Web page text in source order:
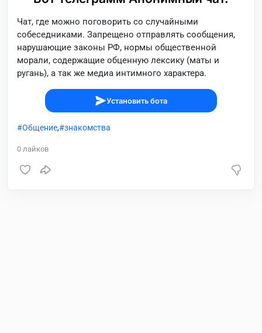
Чат, где можно поговорить со случайными
собеседниками. Запрещено отправлять сообщения,
нарушающие законы РФ, нормы общественной
морали, содержащие обценную лексику (маты и
ругань), а так же медиа интимного характера.
Установить бота
Общение, знакомства
0 лайков